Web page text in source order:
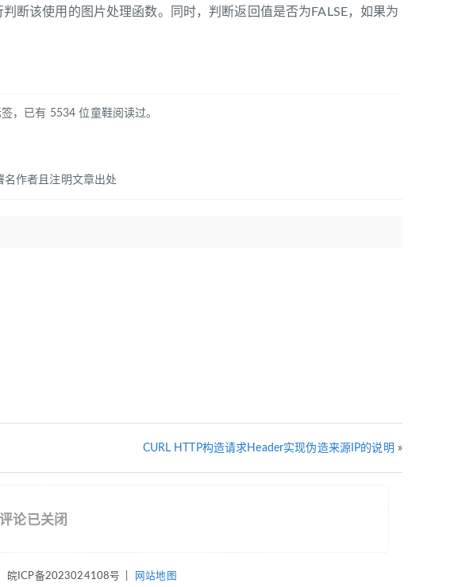
断该使用的图片处理函数。同时，判断返回值是否为FALSE，如果为
，已有 5534 位童鞋阅读过。
名作者且注明文章出处
CURL HTTP构造请求Header实现伪造来源IP的说明 »
评论已关闭
皖ICP备2023024108号 网站地图